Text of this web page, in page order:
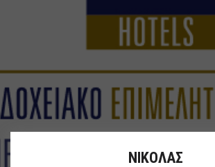
ΝΙΚΟΛΑΣ